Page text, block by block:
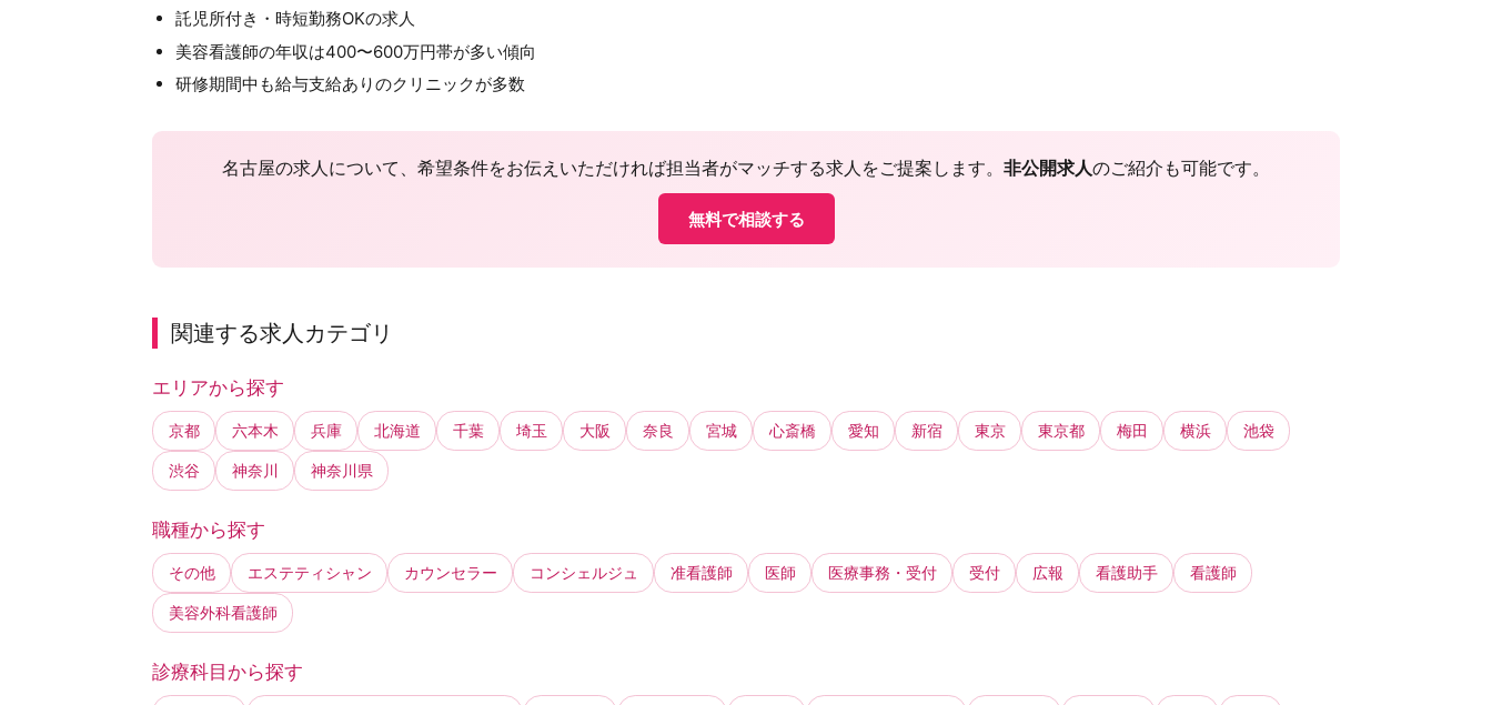
託児所付き・時短勤務OKの求人
美容看護師の年収は400〜600万円帯が多い傾向
研修期間中も給与支給ありのクリニックが多数
名古屋の求人について、希望条件をお伝えいただければ担当者がマッチする求人をご提案します。 非公開求人のご紹介も可能です。
無料で相談する
関連する求人カテゴリ
エリアから探す
京都 六本木 兵庫 北海道 千葉 埼玉 大阪 奈良 宮城 心斎橋 愛知 新宿 東京 東京都 梅田 横浜 池袋
渋谷 神奈川 神奈川県
職種から探す
その他 エステティシャン カウンセラー コンシェルジュ 准看護師 医師 医療事務・受付 受付 広報 看護助手 看護師
美容外科看護師
診療科目から探す